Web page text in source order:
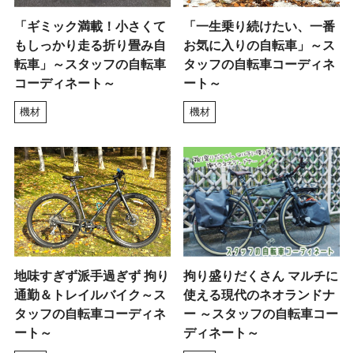
「ギミック満載！小さくて
もしっかり走る折り畳み自
転車」～スタッフの自転車
コーディネート～
機材
「一生乗り続けたい、一番
お気に入りの自転車」～ス
タッフの自転車コーディネ
ート～
機材
地味すぎず派手過ぎず 拘り
通勤＆トレイルバイク～ス
タッフの自転車コーディネ
ート～
拘り盛りだくさん マルチに
使える現代のネオランドナ
ー ～スタッフの自転車コー
ディネート～